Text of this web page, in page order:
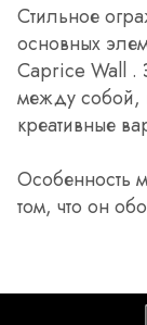
Стильное
основных
Caprice Wall .
между собой,
креативные
Особенность
том, что он